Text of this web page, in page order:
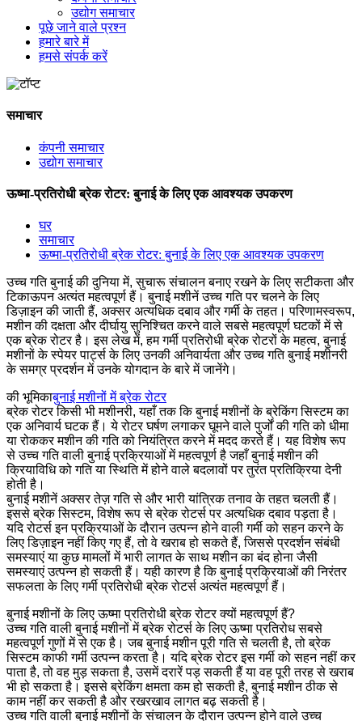
उद्योग समाचार
पूछे जाने वाले प्रश्न
हमारे बारे में
हमसे संपर्क करें
समाचार
कंपनी समाचार
उद्योग समाचार
ऊष्मा-प्रतिरोधी ब्रेक रोटर: बुनाई के लिए एक आवश्यक उपकरण
घर
समाचार
ऊष्मा-प्रतिरोधी ब्रेक रोटर: बुनाई के लिए एक आवश्यक उपकरण
उच्च गति बुनाई की दुनिया में, सुचारू संचालन बनाए रखने के लिए सटीकता और
टिकाऊपन अत्यंत महत्वपूर्ण हैं। बुनाई मशीनें उच्च गति पर चलने के लिए
डिज़ाइन की जाती हैं, अक्सर अत्यधिक दबाव और गर्मी के तहत। परिणामस्वरूप,
मशीन की दक्षता और दीर्घायु सुनिश्चित करने वाले सबसे महत्वपूर्ण घटकों में से
एक ब्रेक रोटर है। इस लेख में, हम गर्मी प्रतिरोधी ब्रेक रोटरों के महत्व, बुनाई
मशीनों के स्पेयर पार्ट्स के लिए उनकी अनिवार्यता और उच्च गति बुनाई मशीनरी
के समग्र प्रदर्शन में उनके योगदान के बारे में जानेंगे।
की भूमिकाबुनाई मशीनों में ब्रेक रोटर
ब्रेक रोटर किसी भी मशीनरी, यहाँ तक कि बुनाई मशीनों के ब्रेकिंग सिस्टम का
एक अनिवार्य घटक हैं। ये रोटर घर्षण लगाकर घूमने वाले पुर्जों की गति को धीमा
या रोककर मशीन की गति को नियंत्रित करने में मदद करते हैं। यह विशेष रूप
से उच्च गति वाली बुनाई प्रक्रियाओं में महत्वपूर्ण है जहाँ बुनाई मशीन की
क्रियाविधि को गति या स्थिति में होने वाले बदलावों पर तुरंत प्रतिक्रिया देनी
होती है।
बुनाई मशीनें अक्सर तेज़ गति से और भारी यांत्रिक तनाव के तहत चलती हैं।
इससे ब्रेक सिस्टम, विशेष रूप से ब्रेक रोटर्स पर अत्यधिक दबाव पड़ता है।
यदि रोटर्स इन प्रक्रियाओं के दौरान उत्पन्न होने वाली गर्मी को सहन करने के
लिए डिज़ाइन नहीं किए गए हैं, तो वे खराब हो सकते हैं, जिससे प्रदर्शन संबंधी
समस्याएं या कुछ मामलों में भारी लागत के साथ मशीन का बंद होना जैसी
समस्याएं उत्पन्न हो सकती हैं। यही कारण है कि बुनाई प्रक्रियाओं की निरंतर
सफलता के लिए गर्मी प्रतिरोधी ब्रेक रोटर्स अत्यंत महत्वपूर्ण हैं।
बुनाई मशीनों के लिए ऊष्मा प्रतिरोधी ब्रेक रोटर क्यों महत्वपूर्ण हैं?
उच्च गति वाली बुनाई मशीनों में ब्रेक रोटर्स के लिए ऊष्मा प्रतिरोध सबसे
महत्वपूर्ण गुणों में से एक है। जब बुनाई मशीन पूरी गति से चलती है, तो ब्रेक
सिस्टम काफी गर्मी उत्पन्न करता है। यदि ब्रेक रोटर इस गर्मी को सहन नहीं कर
पाता है, तो वह मुड़ सकता है, उसमें दरारें पड़ सकती हैं या वह पूरी तरह से खराब
भी हो सकता है। इससे ब्रेकिंग क्षमता कम हो सकती है, बुनाई मशीन ठीक से
काम नहीं कर सकती है और रखरखाव लागत बढ़ सकती है।
उच्च गति वाली बुनाई मशीनों के संचालन के दौरान उत्पन्न होने वाले उच्च